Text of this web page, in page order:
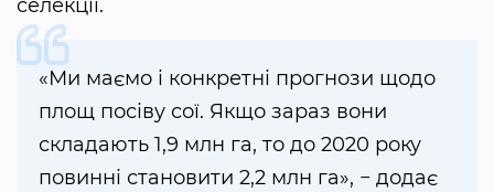
селекції.
«Ми маємо і конкретні прогнози щодо
площ посіву сої. Якщо зараз вони
складають 1,9 млн га, то до 2020 року
повинні становити 2,2 млн га», − додає